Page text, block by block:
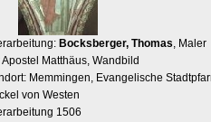
Bocksberger, Thomas, Maler
Apostel Matthäus, Wandbild
Memmingen, Evangelische
von Westen
1506